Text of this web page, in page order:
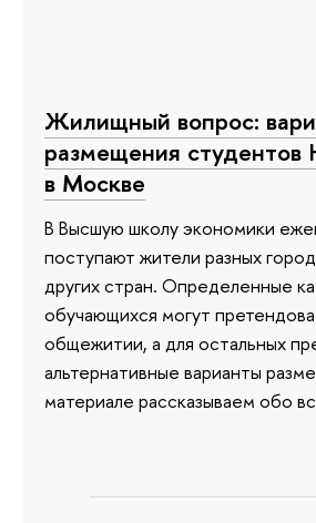
Жилищный вопрос:
размещения
в Москве
В Высшую школу экономики
поступают жители разных
других стран. Определенные
обучающихся могут
общежитии, а для остальных
альтернативные варианты
материале рассказываем обо